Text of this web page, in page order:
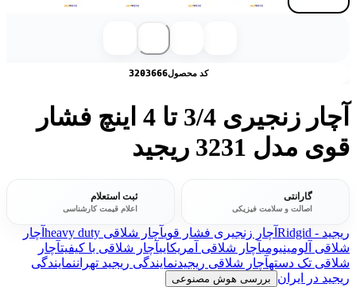
کد محصول3203666
آچار زنجیری 3/4 تا 4 اینچ فشار
قوی مدل 3231 ریجید
گارانتی
اصالت و سلامت فیزیکی
ثبت استعلام
اعلام قیمت کارشناسی
ریجید - Ridgid آچار زنجیری فشار قویآچار شلاقی heavy duty
آچار
شلاقی آلومینیومیآچار شلاقی آمریکاییآچار شلاقی با کیفیتآچار
شلاقی تک دستهآچار شلاقی ریجیدنمایندگی ریجید تهراننمایندگی
ریجید در ایران
بررسی هوش مصنوعی